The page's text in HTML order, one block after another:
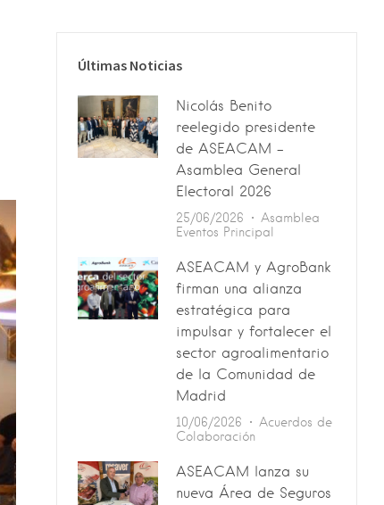
Últimas Noticias
Nicolás Benito
reelegido presidente
de ASEACAM –
Asamblea General
Electoral 2026
25/06/2026
Asamblea
Eventos Principal
ASEACAM y AgroBank
firman una alianza
estratégica para
impulsar y fortalecer el
sector agroalimentario
de la Comunidad de
Madrid
10/06/2026
Acuerdos de
Colaboración
ASEACAM lanza su
nueva Área de Seguros